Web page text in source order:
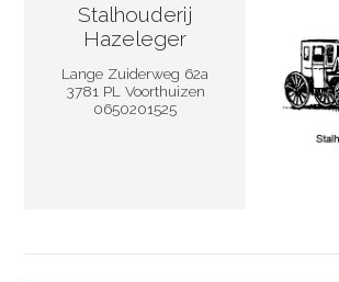
Stalhouderij
Hazeleger
Lange Zuiderweg 62a
3781 PL Voorthuizen
0650201525